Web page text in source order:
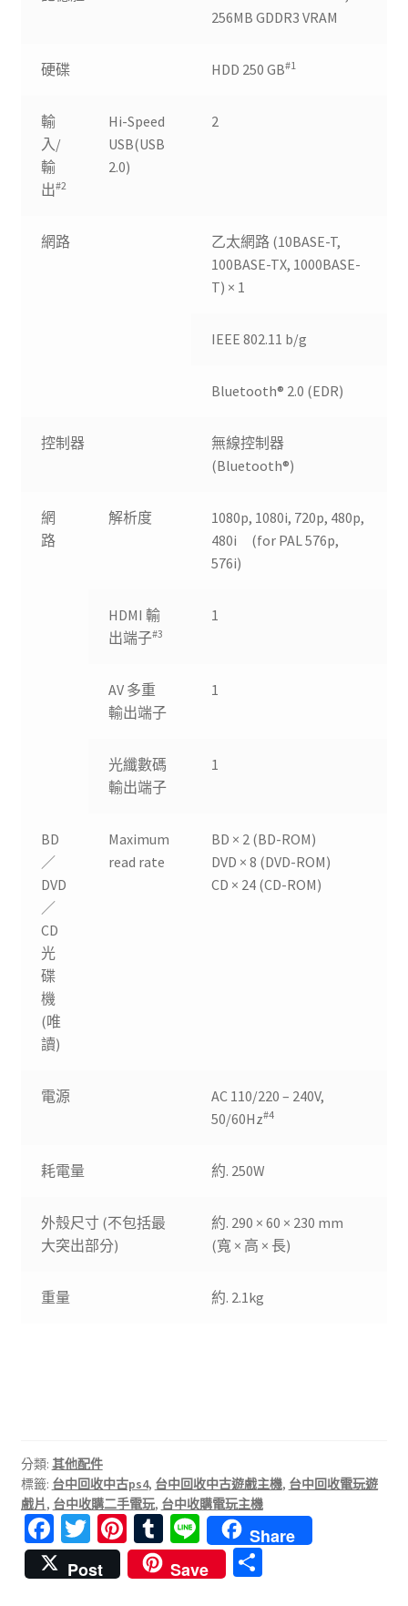
256MB GDDR3 VRAM
硬碟 HDD 250 GB#1
輸
入/
輸
出#2
Hi-Speed
USB(USB
2.0)
2
網路
乙太網路 (10BASE-T,
100BASE-TX, 1000BASE-
T) × 1
IEEE 802.11 b/g
Bluetooth® 2.0 (EDR)
控制器
無線控制器
(Bluetooth®)
網
路
解析度
1080p, 1080i, 720p, 480p,
480i (for PAL 576p,
576i)
HDMI 輸
出端子#3
1
AV 多重
輸出端子
1
光纖數碼
輸出端子
1
BD
／
DVD
／
CD
光
碟
機
(唯
讀)
Maximum
read rate
BD × 2 (BD-ROM)
DVD × 8 (DVD-ROM)
CD × 24 (CD-ROM)
電源
AC 110/220 – 240V,
50/60Hz#4
耗電量 約. 250W
外殼尺寸 (不包括最
大突出部分)
約. 290 × 60 × 230 mm
(寬 × 高 × 長)
重量 約. 2.1kg
分類: 其他配件
標籤: 台中回收中古ps4, 台中回收中古遊戲主機, 台中回收電玩遊
戲片, 台中收購二手電玩, 台中收購電玩主機
Fa
ce
b
T
wi
tt
Pi
nt
er
T
u
m
Li
n
e
Share
Post
Save
分